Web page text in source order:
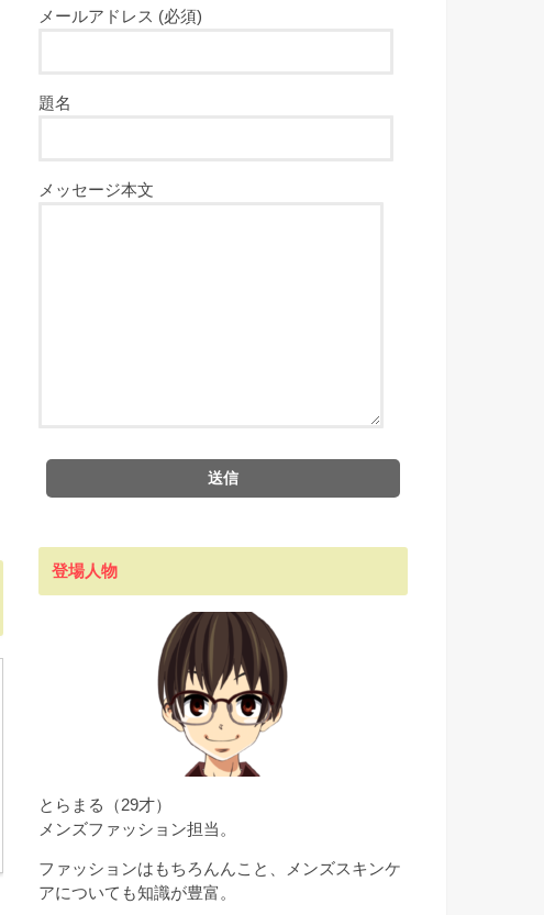
メールアドレス (必須)
題名
メッセージ本文
登場人物
とらまる（29才）
メンズファッション担当。
ファッションはもちろんんこと、メンズスキンケ
アについても知識が豊富。